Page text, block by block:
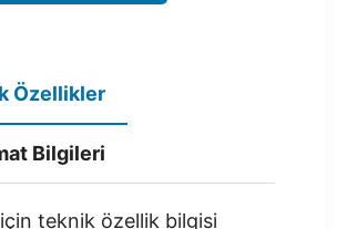
Özellikler
Bilgileri
teknik özellik bilgisi